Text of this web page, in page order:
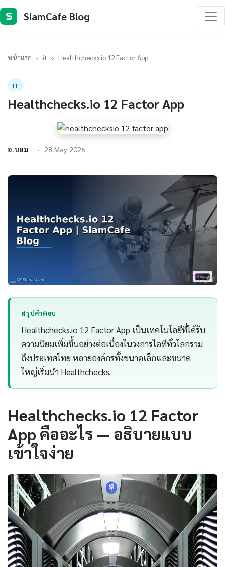
S SiamCafe Blog
หน้าแรก › it › Healthchecks.io 12 Factor App
IT
Healthchecks.io 12 Factor App
อ.บอม 28 May 2026
สรุปคำตอบ
Healthchecks.io 12 Factor App เป็นเทคโนโลยีที่ได้รับ
ความนิยมเพิ่มขึ้นอย่างต่อเนื่องในวงการไอทีทั่วโลกรวม
ถึงประเทศไทย หลายองค์กรทั้งขนาดเล็กและขนาด
ใหญ่เริ่มนำ Healthchecks.
Healthchecks.io 12 Factor
App คืออะไร — อธิบายแบบ
เข้าใจง่าย